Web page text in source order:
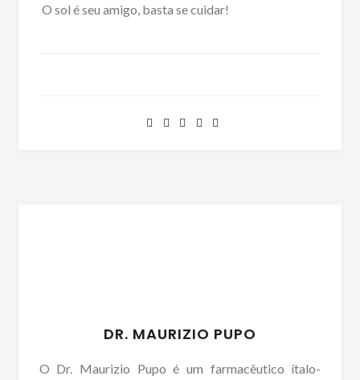
O sol é seu amigo, basta se cuidar!
DR. MAURIZIO PUPO
O Dr. Maurizio Pupo é um farmacêutico ítalo-